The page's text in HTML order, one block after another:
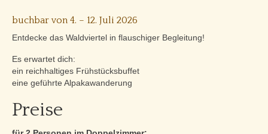
Zimmer
Angebote
Online buchen
buchbar von 4. – 12. Juli 2026
Entdecke das Waldviertel in flauschiger Begleitung!
Es erwartet dich:
ein reichhaltiges Frühstücksbuffet
eine geführte Alpakawanderung
Preise